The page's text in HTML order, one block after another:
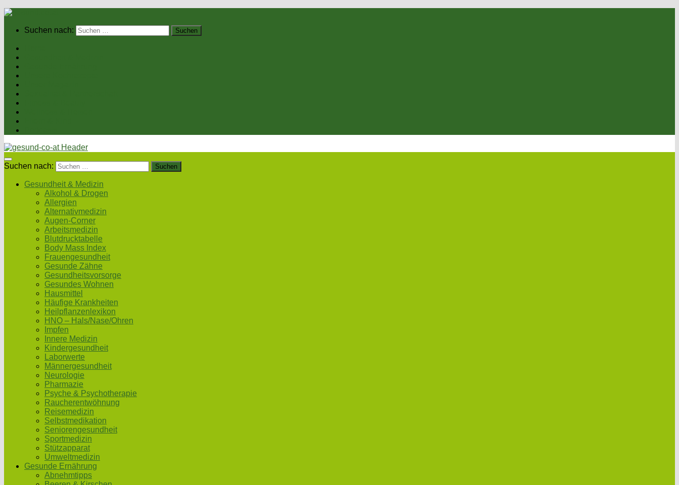
Suchen nach:
Suchen nach:
Gesundheit & Medizin
Alkohol & Drogen
Allergien
Alternativmedizin
Augen-Corner
Arbeitsmedizin
Blutdrucktabelle
Body Mass Index
Frauengesundheit
Gesunde Zähne
Gesundheitsvorsorge
Gesundes Wohnen
Hausmittel
Häufige Krankheiten
Heilpflanzenlexikon
HNO – Hals/Nase/Ohren
Impfen
Innere Medizin
Kindergesundheit
Laborwerte
Männergesundheit
Neurologie
Pharmazie
Psyche & Psychotherapie
Raucherentwöhnung
Reisemedizin
Selbstmedikation
Seniorengesundheit
Sportmedizin
Stützapparat
Umweltmedizin
Gesunde Ernährung
Abnehmtipps